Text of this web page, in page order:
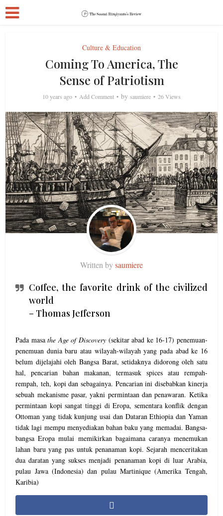
Culture & Education
Coming To America, The
Sense of Patriotism
10 years ago Add Comment by saumiere 26 Views
Written bysaumiere
Coffee, the favorite drink of the civilized
world
– Thomas Jefferson
Pada masathe Age of Discovery (sekitar abad ke 16-17) penemuan-
penemuan dunia baru atau wilayah-wilayah yang pada abad ke 16
belum dijelajahi oleh Bangsa Barat, setidaknya didorong oleh satu
hal, pencarian bahan makanan, termasuk spices atau rempah-
rempah, teh, kopi dan sebagainya. Pencarian ini disebabkan kinerja
sebuah mekanisme pasar, yakni permintaan dan penawaran. Ketika
permintaan kopi sangat tinggi di Eropa, sementara konflik dengan
Ottoman yang tidak kunjung usai dan Dataran Ethiopia dan Yaman
tidak lagi mempu menyediakan bahan baku yang memadai. Bangsa-
bangsa Eropa mulai memikirkan bagaimana caranya menemukan
lahan baru yang pas untuk penanaman kopi. Sejarah menceritakan
dua daratan yang sukses menjadi penanaman kopi di luar Arabia,
pulau Jawa (Indonesia) dan pulau Martinique (Amerika Tengah,
Karibia)